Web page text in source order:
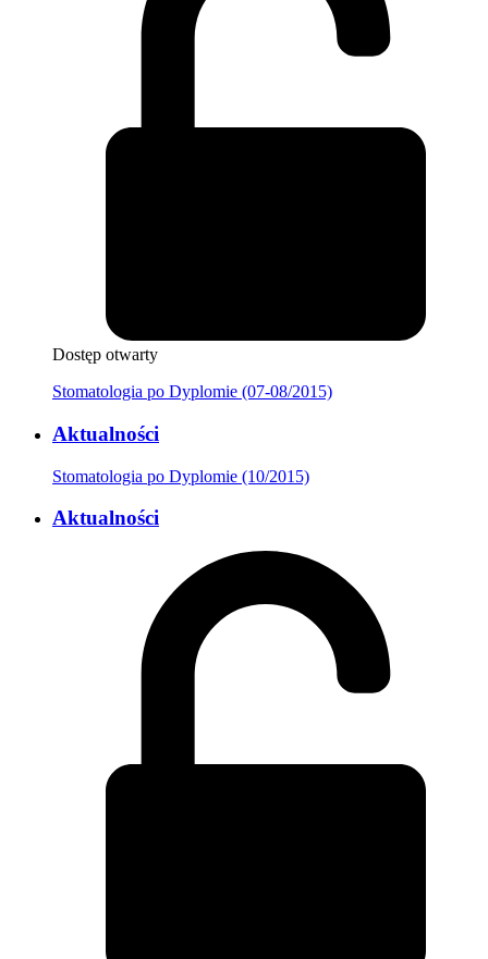
Dostęp otwarty
Stomatologia po Dyplomie (07-08/2015)
Aktualności
Stomatologia po Dyplomie (10/2015)
Aktualności